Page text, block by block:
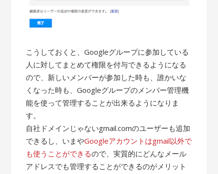
こうしておくと、Googleグループに参加している
人に対してまとめて権限を付与できるようになる
ので、新しいメンバーが参加した時も、誰かいな
くなった時も、Googleグループのメンバー管理機
能を使って管理することが出来るようになりま
す。
自社ドメインじゃないgmail.comのユーザーも追加
できるし、いまやGoogleアカウントはgmail以外で
も使うことができるので、実質的にどんなメール
アドレスでも管理することができるのがメリット